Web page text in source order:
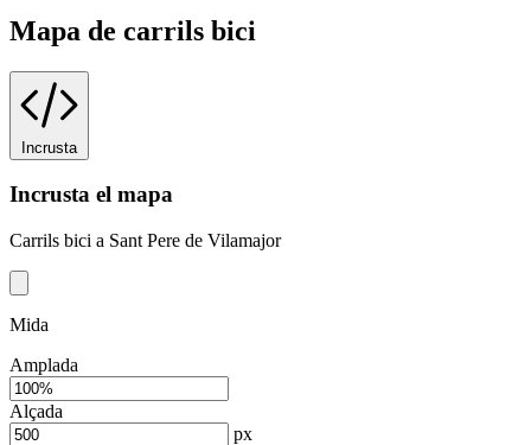
Mapa de carrils bici
Incrusta
Incrusta el mapa
Carrils bici a Sant Pere de Vilamajor
Mida
Amplada
Alçada
px